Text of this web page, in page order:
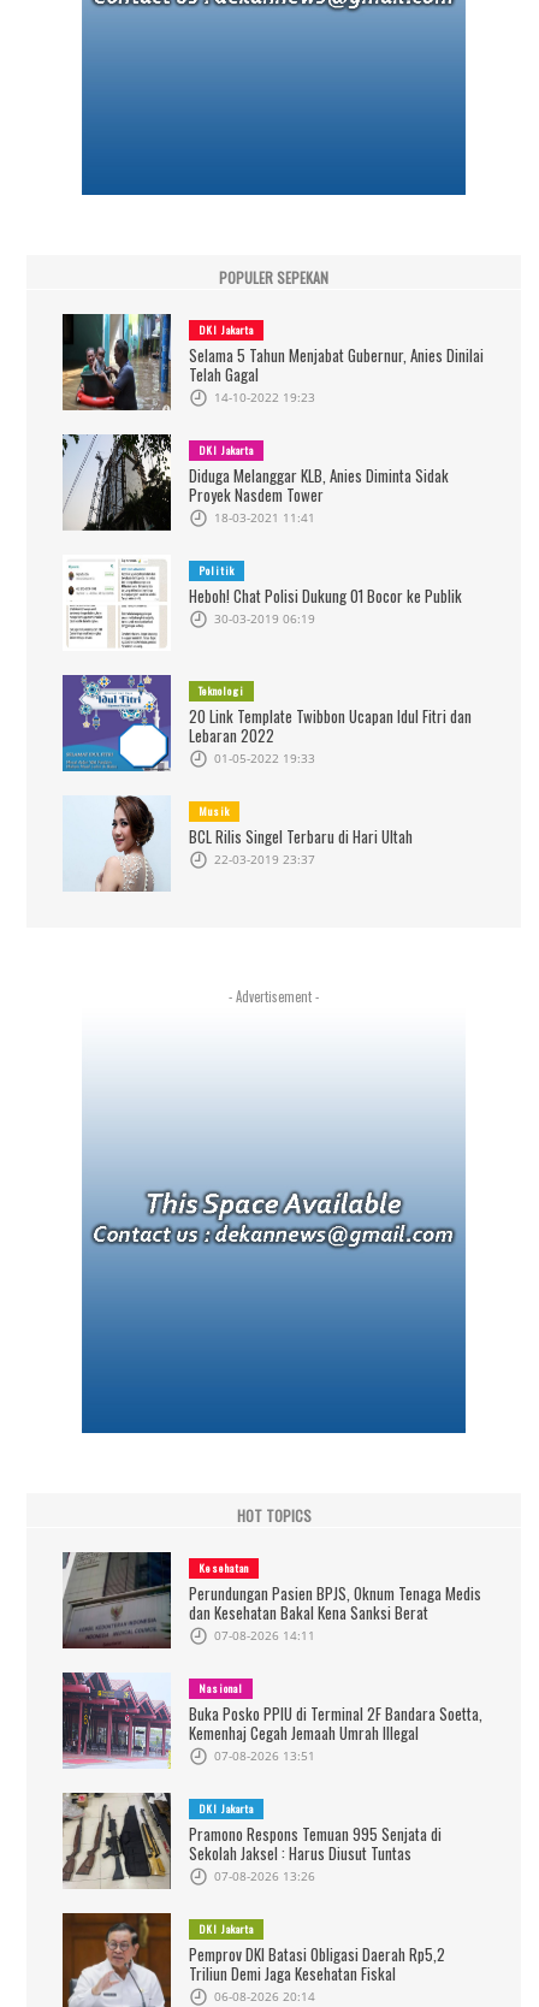
POPULER SEPEKAN
DKI Jakarta
Selama 5 Tahun Menjabat Gubernur, Anies Dinilai
Telah Gagal
14-10-2022 19:23
DKI Jakarta
Diduga Melanggar KLB, Anies Diminta Sidak
Proyek Nasdem Tower
18-03-2021 11:41
Politik
Heboh! Chat Polisi Dukung 01 Bocor ke Publik
30-03-2019 06:19
Teknologi
20 Link Template Twibbon Ucapan Idul Fitri dan
Lebaran 2022
01-05-2022 19:33
Musik
BCL Rilis Singel Terbaru di Hari Ultah
22-03-2019 23:37
- Advertisement -
HOT TOPICS
Kesehatan
Perundungan Pasien BPJS, Oknum Tenaga Medis
dan Kesehatan Bakal Kena Sanksi Berat
07-08-2026 14:11
Nasional
Buka Posko PPIU di Terminal 2F Bandara Soetta,
Kemenhaj Cegah Jemaah Umrah Illegal
07-08-2026 13:51
DKI Jakarta
Pramono Respons Temuan 995 Senjata di
Sekolah Jaksel : Harus Diusut Tuntas
07-08-2026 13:26
DKI Jakarta
Pemprov DKI Batasi Obligasi Daerah Rp5,2
Triliun Demi Jaga Kesehatan Fiskal
06-08-2026 20:14